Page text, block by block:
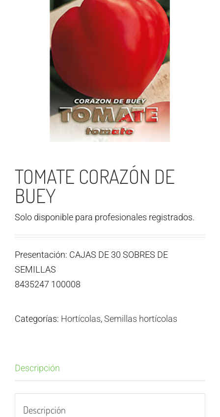
TOMATE CORAZÓN DE
BUEY
Solo disponible para profesionales registrados.
Presentación: CAJAS DE 30 SOBRES DE
SEMILLAS
8435247 100008
Categorías: Hortícolas,Semillas hortícolas
Descripción
Descripción